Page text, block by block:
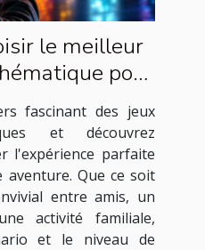
le meilleur
pour
aventure
fascinant des jeux
et découvrez
l'expérience parfaite
Que ce soit
entre amis, un
activité familiale,
et le niveau de